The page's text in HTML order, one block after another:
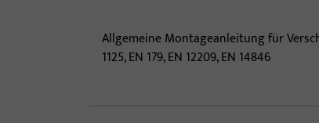
Allgemeine Montageanleitung für
1125, EN 179, EN 12209, EN 14846